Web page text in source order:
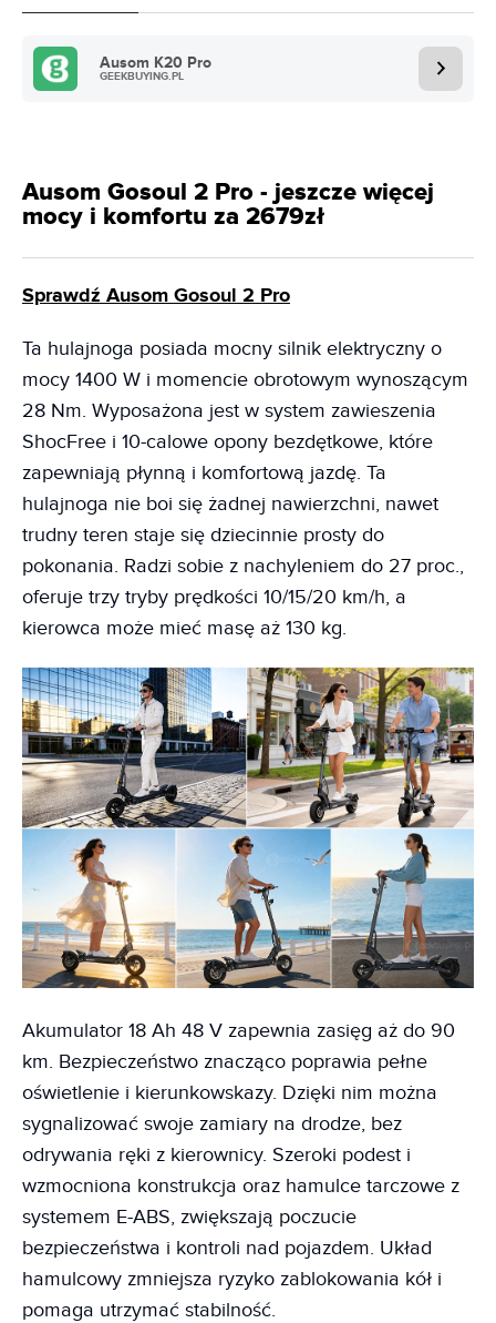
Ausom K20 Pro
GEEKBUYING.PL
Ausom Gosoul 2 Pro - jeszcze więcej
mocy i komfortu za 2679zł
Sprawdź Ausom Gosoul 2 Pro
Ta hulajnoga posiada mocny silnik elektryczny o
mocy 1400 W i momencie obrotowym wynoszącym
28 Nm. Wyposażona jest w system zawieszenia
ShocFree i 10-calowe opony bezdętkowe, które
zapewniają płynną i komfortową jazdę. Ta
hulajnoga nie boi się żadnej nawierzchni, nawet
trudny teren staje się dziecinnie prosty do
pokonania. Radzi sobie z nachyleniem do 27 proc.,
oferuje trzy tryby prędkości 10/15/20 km/h, a
kierowca może mieć masę aż 130 kg.
Akumulator 18 Ah 48 V zapewnia zasięg aż do 90
km. Bezpieczeństwo znacząco poprawia pełne
oświetlenie i kierunkowskazy. Dzięki nim można
sygnalizować swoje zamiary na drodze, bez
odrywania ręki z kierownicy. Szeroki podest i
wzmocniona konstrukcja oraz hamulce tarczowe z
systemem E-ABS, zwiększają poczucie
bezpieczeństwa i kontroli nad pojazdem. Układ
hamulcowy zmniejsza ryzyko zablokowania kół i
pomaga utrzymać stabilność.